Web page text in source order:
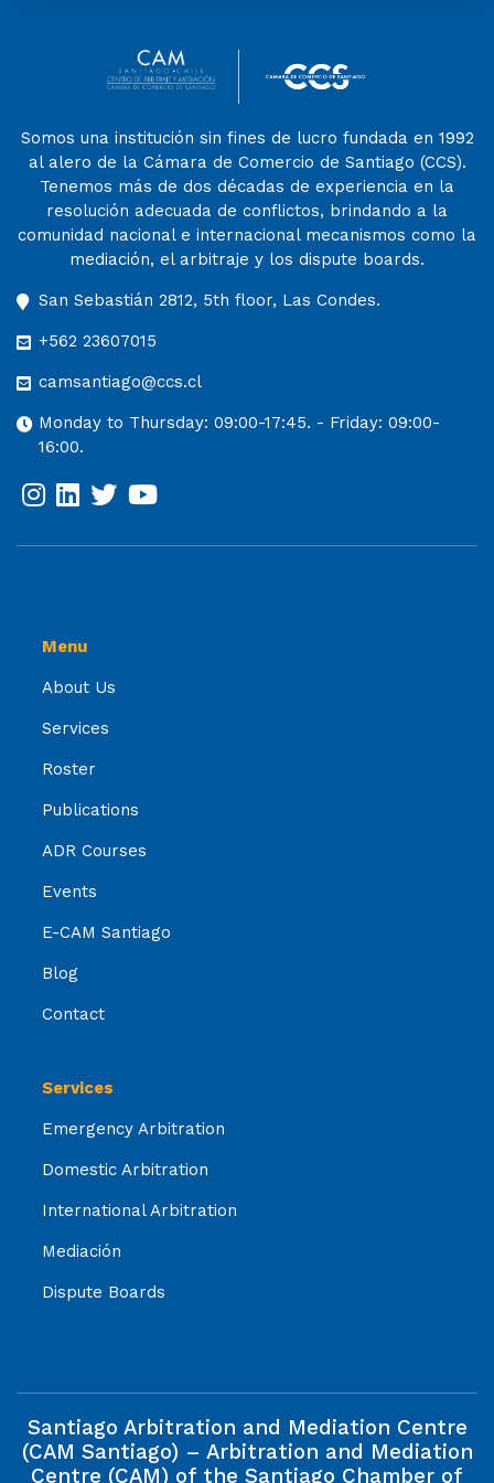
Somos una institución sin fines de lucro fundada en 1992
al alero de la Cámara de Comercio de Santiago (CCS).
Tenemos más de dos décadas de experiencia en la
resolución adecuada de conflictos, brindando a la
comunidad nacional e internacional mecanismos como la
mediación, el arbitraje y los dispute boards.
San Sebastián 2812, 5th floor, Las Condes.
+562 23607015
camsantiago@ccs.cl
Monday to Thursday: 09:00-17:45. - Friday: 09:00-
16:00.
Menu
About Us
Services
Roster
Publications
ADR Courses
Events
E-CAM Santiago
Blog
Contact
Services
Emergency Arbitration
Domestic Arbitration
International Arbitration
Mediación
Dispute Boards
Santiago Arbitration and Mediation Centre
(CAM Santiago) – Arbitration and Mediation
Centre (CAM) of the Santiago Chamber of